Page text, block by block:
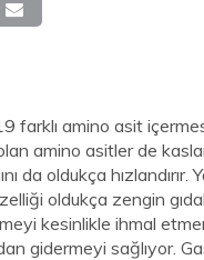
farklı amino asit
amino asitler de
da oldukça
oldukça zengin
kesinlikle ihmal
gidermeyi sağlıyor.